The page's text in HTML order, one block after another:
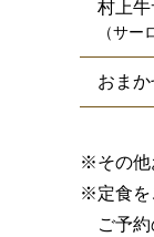
村上牛
（サー
おま
※その他
※定食を
ご予約